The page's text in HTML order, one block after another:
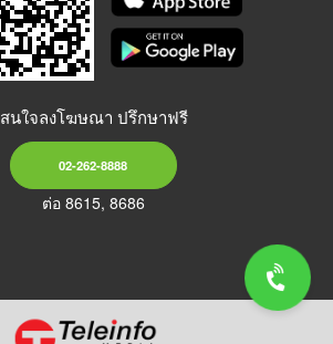
สนใจลงโฆษณา ปรึกษาฟรี
02-262-8888
ต่อ 8615, 8686